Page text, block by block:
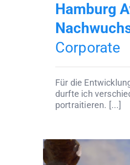
Hamburg
Corporate
Für die
durfte ich
portraitieren. [...]